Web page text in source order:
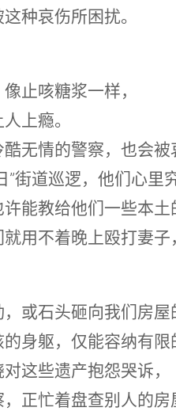
种哀伤所困扰。
止咳糖浆一样，
上瘾。
酷无情的警察，也会被
”街道巡逻，他们心里
许能教给他们一些本土
就用不着晚上殴打妻
，或石头砸向我们房
的身躯，仅能容纳有限
这些遗产抱怨哭诉，
，正忙着盘查别人的房